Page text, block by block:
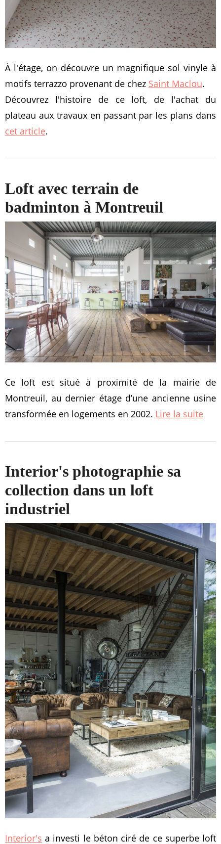
À l'étage, on découvre un magnifique sol vinyle à
motifs terrazzo provenant de chez Saint Maclou.
Découvrez l'histoire de ce loft, de l'achat du
plateau aux travaux en passant par les plans dans
cet article.
Loft avec terrain de
badminton à Montreuil
Ce loft est situé à proximité de la mairie de
Montreuil, au dernier étage d’une ancienne usine
transformée en logements en 2002. Lire la suite
Interior's photographie sa
collection dans un loft
industriel
Interior's a investi le béton ciré de ce superbe loft